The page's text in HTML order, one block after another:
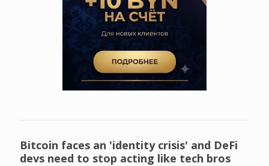
Bitcoin faces an 'identity crisis' and DeFi
devs need to stop acting like tech bros